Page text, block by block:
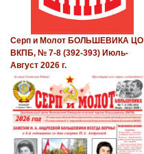
Серп и Молот БОЛЬШЕВИКА ЦО
ВКПБ, № 7-8 (392-393) Июль-
Август 2026 г.